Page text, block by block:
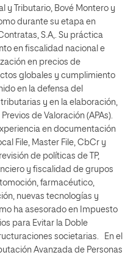
y Tributario, Bové Montero y
durante su etapa en
S.A,. Su práctica
en fiscalidad nacional e
en precios de
globales y cumplimiento
en la defensa del
y en la elaboración,
de Valoración (APAs).
en documentación
File, Master File, CbCr y
de políticas de TP,
y fiscalidad de grupos
farmacéutico,
nuevas tecnologías y
ha asesorado en Impuesto
para Evitar la Doble
societarias. En el
Avanzada de Personas